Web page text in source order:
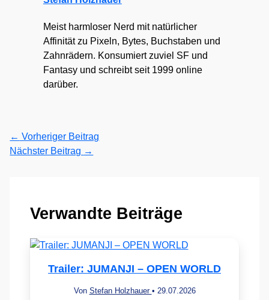
Meist harmloser Nerd mit natürlicher
Affinität zu Pixeln, Bytes, Buchstaben und
Zahnrädern. Konsumiert zuviel SF und
Fantasy und schreibt seit 1999 online
darüber.
← Vorheriger Beitrag
Nächster Beitrag →
Verwandte Beiträge
Trailer: JUMANJI – OPEN WORLD
Von Stefan Holzhauer • 29.07.2026